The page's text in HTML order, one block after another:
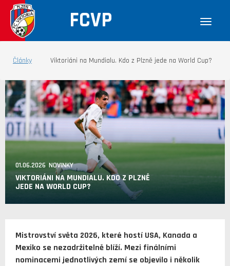
FCVP
Články Viktoriáni na Mundialu. Kdo z Plzně jede na World Cup?
01.06.2026 NOVINKY
VIKTORIÁNI NA MUNDIALU. KDO Z PLZNĚ
JEDE NA WORLD CUP?
Mistrovství světa 2026, které hostí USA, Kanada a
Mexiko se nezadržitelně blíží. Mezi finálními
nominacemi jednotlivých zemí se objevilo i několik